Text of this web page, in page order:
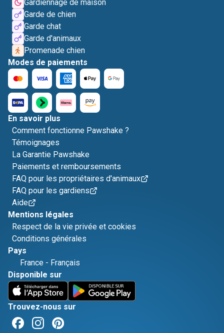
Gardiennage de maison
Garde de chien
Garde chat
Garde d'animaux
Promenade chien
Modes de paiements
En savoir plus
Comment fonctionne Pawshake ?
Témoignages
La Garantie Pawshake
Paiements et remboursements
FAQ pour les propriétaires d'animaux
FAQ pour les gardiens
Aide
Mentions légales
Respect de la vie privée et cookies
Conditions générales
Pays
France - Français
Disponible sur
Trouvez-nous sur